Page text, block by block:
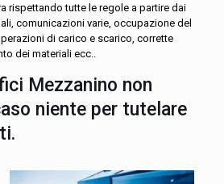
rispettando tutte le regole a partire dai
comunicazioni varie, occupazione del
di carico e scarico, corrette
dei materiali ecc..
Mezzanino non
niente per tutelare